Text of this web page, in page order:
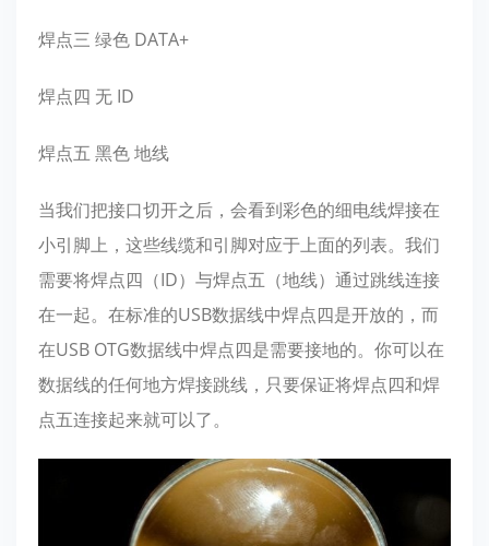
焊点三 绿色 DATA+
焊点四 无 ID
焊点五 黑色 地线
当我们把接口切开之后，会看到彩色的细电线焊接在
小引脚上，这些线缆和引脚对应于上面的列表。我们
需要将焊点四（ID）与焊点五（地线）通过跳线连接
在一起。在标准的USB数据线中焊点四是开放的，而
在USB OTG数据线中焊点四是需要接地的。你可以在
数据线的任何地方焊接跳线，只要保证将焊点四和焊
点五连接起来就可以了。